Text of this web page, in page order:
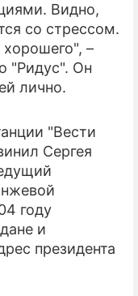
О ПРОЕКТЕВидно,
со стрессом.
–
"Ридус". Он
лично.
"Вести
Сергея
году
и
президента